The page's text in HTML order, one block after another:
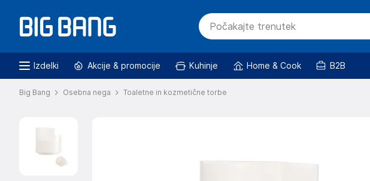
Izdelki Akcije & promocije Kuhinje Home & Cook B2B
Big Bang Osebna nega Toaletne in kozmetične torbe